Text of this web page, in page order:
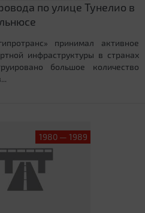
по улице Тунелио в
принимал активное
инфраструктуры в странах
большое количество
1980 — 1989